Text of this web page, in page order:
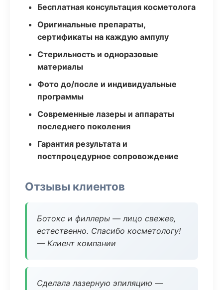
Бесплатная консультация косметолога
Оригинальные препараты,
сертификаты на каждую ампулу
Стерильность и одноразовые
материалы
Фото до/после и индивидуальные
программы
Современные лазеры и аппараты
последнего поколения
Гарантия результата и
постпроцедурное сопровождение
Отзывы клиентов
Ботокс и филлеры — лицо свежее,
естественно. Спасибо косметологу!
— Клиент компании
Сделала лазерную эпиляцию —